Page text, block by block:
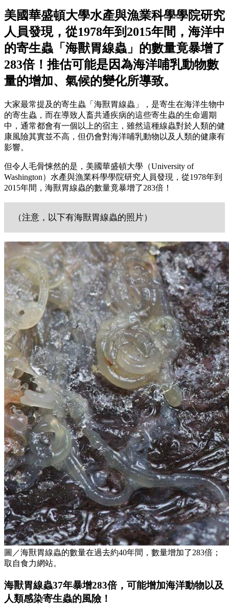
美國華盛頓大學水產與漁業科學學院研究
人員發現，從1978年到2015年間，海洋中
的寄生蟲「海獸胃線蟲」的數量竟暴增了
283倍！推估可能是因為海洋哺乳動物數
量的增加、氣候的變化所導致。
大家最常提及的寄生蟲「海獸胃線蟲」，是寄生在海洋生物中
的寄生蟲，而在導致人畜共通疾病的這些寄生蟲的生命週期
中，通常都會有一個以上的宿主，雖然這種線蟲對於人類的健
康風險其實並不高，但仍會對海洋哺乳動物以及人類的健康有
影響。
但令人毛骨悚然的是，美國華盛頓大學（University of
Washington）水產與漁業科學學院研究人員發現，從1978年到
2015年間，海獸胃線蟲的數量竟暴增了283倍！
（注意，以下有海獸胃線蟲的照片）
圖／海獸胃線蟲的數量在過去約40年間，數量增加了283倍；
取自食力網站。
海獸胃線蟲37年暴增283倍，可能增加海洋動物以及
人類感染寄生蟲的風險！